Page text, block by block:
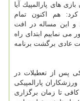
های پارالمپیك آیا
هم اكنون تمام
و این مساله در افت
می نماییم ابتدای راه
عادی برگشت برنامه
پس از تعطیلات در
پارالمپیكی
تا زمان برگزاری